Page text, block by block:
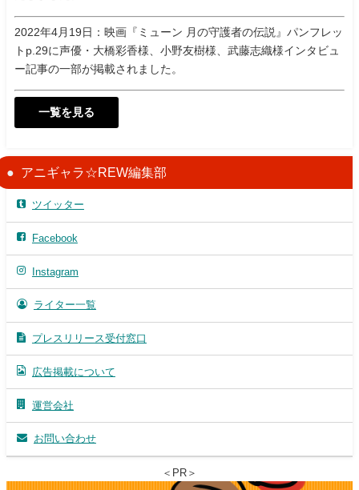
2022年4月19日：映画『ミューン 月の守護者の伝説』パンフレッ
トp.29に声優・大橋彩香様、小野友樹様、武藤志織様インタビュ
ー記事の一部が掲載されました。
一覧を見る
アニギャラ☆REW編集部
ツイッター
Facebook
Instagram
ライター一覧
プレスリリース受付窓口
広告掲載について
運営会社
お問い合わせ
＜PR＞